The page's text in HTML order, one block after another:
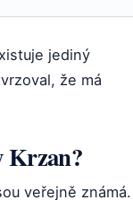
jediný
že má
Krzan?
veřejně známá.